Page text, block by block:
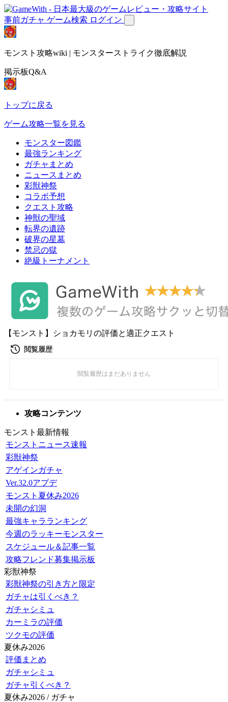
事前ガチャ ゲーム検索 ログイン
モンスト攻略wiki | モンスターストライク徹底解説
掲示板Q&A
トップに戻る
ゲーム攻略一覧を見る
モンスター図鑑
最強ランキング
ガチャまとめ
ニュースまとめ
彩獣神祭
コラボ予想
クエスト攻略
神獣の聖域
転界の遺跡
破界の星墓
禁忌の獄
絶級トーナメント
【モンスト】ショカモリの評価と適正クエスト
攻略コンテンツ
モンスト最新情報
モンストニュース速報
彩獣神祭
アゲインガチャ
Ver.32.0アプデ
モンスト夏休み2026
未開の幻洞
最強キャラランキング
今週のラッキーモンスター
スケジュール＆記事一覧
攻略フレンド募集掲示板
彩獣神祭
彩獣神祭の引き方と限定
ガチャは引くべき？
ガチャシミュ
カーミラの評価
ツクモの評価
夏休み2026
評価まとめ
ガチャシミュ
ガチャ引くべき？
夏休み2026 / ガチャ